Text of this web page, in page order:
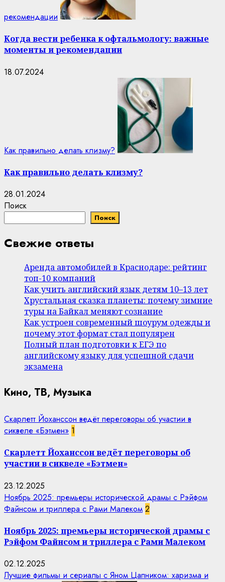
рекомендации
Когда вести ребенка к офтальмологу: важные
моменты и рекомендации
18.07.2024
Как правильно делать клизму?
Как правильно делать клизму?
28.01.2024
Поиск
Поиск
Свежие ответы
Аренда автомобилей в Краснодаре: рейтинг
топ-10 компаний
Как учить английский язык детям 10–13 лет
Хрустальная сказка планеты: почему зимние
туры на Байкал меняют сознание
Как устроен современный шоурум одежды и
почему этот формат стал популярен
Полный план подготовки к ЕГЭ по
английскому языку для успешной сдачи
экзамена
Кино, ТВ, Музыка
Скарлетт Йоханссон ведёт переговоры об участии в
сиквеле «Бэтмен» 1
Скарлетт Йоханссон ведёт переговоры об
участии в сиквеле «Бэтмен»
23.12.2025
Ноябрь 2025: премьеры исторической драмы с Рэйфом
Файнсом и триллера с Рами Малеком 2
Ноябрь 2025: премьеры исторической драмы с
Рэйфом Файнсом и триллера с Рами Малеком
02.12.2025
Лучшие фильмы и сериалы с Яном Цапником: харизма и